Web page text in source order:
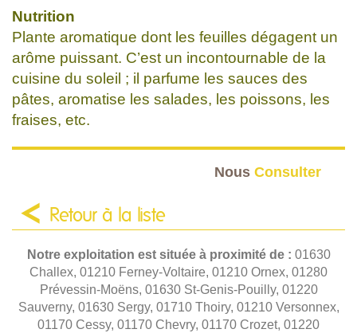
Nutrition
Plante aromatique dont les feuilles dégagent un
arôme puissant. C’est un incontournable de la
cuisine du soleil ; il parfume les sauces des
pâtes, aromatise les salades, les poissons, les
fraises, etc.
Nous Consulter
Retour à la liste
Notre exploitation est située à proximité de : 01630
Challex, 01210 Ferney-Voltaire, 01210 Ornex, 01280
Prévessin-Moëns, 01630 St-Genis-Pouilly, 01220
Sauverny, 01630 Sergy, 01710 Thoiry, 01210 Versonnex,
01170 Cessy, 01170 Chevry, 01170 Crozet, 01220